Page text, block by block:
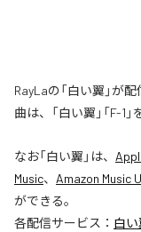
RayLaの「白い翼」が
曲は、「白い翼」「F-1
なお「白い翼 」は、
Music、 Amazon Music
ができる。
各配信サービス： 白い